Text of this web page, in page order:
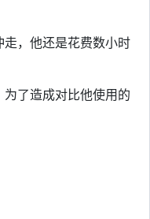
，他还是花费数小时
了造成对比他使用的